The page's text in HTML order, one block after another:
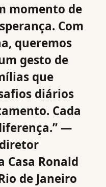
momento de
Com
queremos
gesto de
que
diários
Cada
—
Casa Ronald
de Janeiro